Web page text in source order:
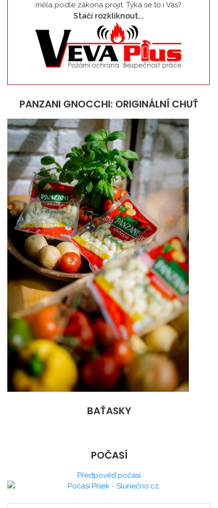
měla podle zákona projít. Týká se to i Vás?
Stačí rozkliknout...
PANZANI GNOCCHI: ORIGINÁLNÍ CHUŤ
BAŤASKY
POČASÍ
Předpověď počasí